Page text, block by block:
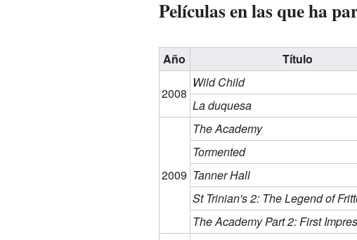
Películas en las que ha
Año Título
2008
Wild Child
La duquesa
2009
The Academy
Tormented
Tanner Hall
St Trinian's 2: The Legend of
The Academy Part 2: First